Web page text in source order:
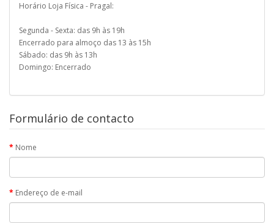
Horário Loja Física - Pragal:
Segunda - Sexta: das 9h às 19h
Encerrado para almoço das 13 às 15h
Sábado: das 9h às 13h
Domingo: Encerrado
Formulário de contacto
Nome
Endereço de e-mail